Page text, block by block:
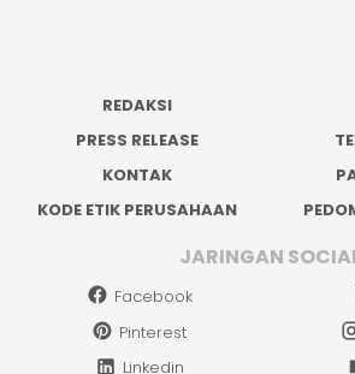
REDAKSI
PRESS RELEASE
KONTAK
KODE ETIK PERUSAHAAN
JARINGAN
Facebook
Pinterest
Linkedin